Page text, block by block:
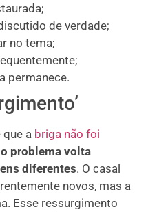
de verdade;
no tema;
permanece.
a briga não foi
problema volta
diferentes. O casal
novos, mas a
Esse ressurgimento